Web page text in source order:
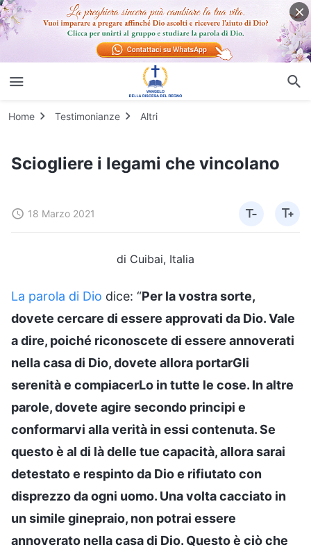
Home Testimonianze Altri
Sciogliere i legami che vincolano
18 Marzo 2021
di Cuibai, Italia
La parola di Dio dice: “Per la vostra sorte,
dovete cercare di essere approvati da Dio. Vale
a dire, poiché riconoscete di essere annoverati
nella casa di Dio, dovete allora portarGli
serenità e compiacerLo in tutte le cose. In altre
parole, dovete agire secondo principi e
conformarvi alla verità in essi contenuta. Se
questo è al di là delle tue capacità, allora sarai
detestato e respinto da Dio e rifiutato con
disprezzo da ogni uomo. Una volta cacciato in
un simile ginepraio, non potrai essere
annoverato nella casa di Dio. Questo è ciò che